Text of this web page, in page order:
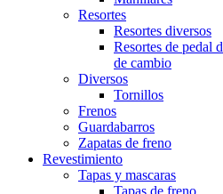
Resortes
Resortes diversos
Resortes de pedal
de cambio
Diversos
Tornillos
Frenos
Guardabarros
Zapatas de freno
Revestimiento
Tapas y mascaras
Tapas de freno